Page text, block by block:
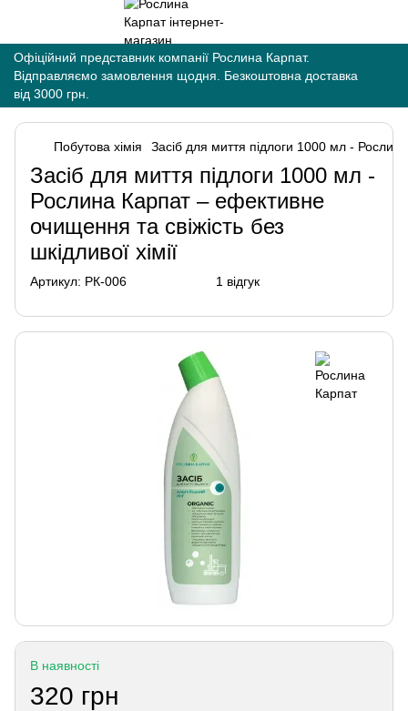
Офіційний представник компанії Рослина Карпат.
Відправляємо замовлення щодня. Безкоштовна доставка
від 3000 грн.
Побутова хімія Засіб для миття підлоги 1000 мл -
Засіб для миття підлоги 1000 мл -
Рослина Карпат – ефективне
очищення та свіжість без
шкідливої хімії
Артикул: РК-006 1 відгук
В наявності
320 грн